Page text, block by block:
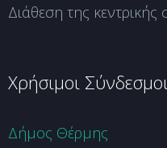
Διάθεση της
Χρήσιμοι
Δήμος Θέρμης